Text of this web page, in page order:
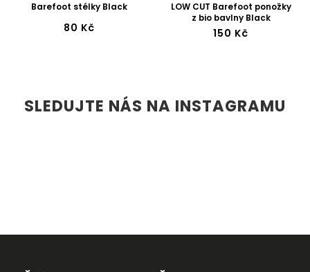
Barefoot stélky Black
80 Kč
LOW CUT Barefoot ponožky
z bio bavlny Black
150 Kč
SLEDUJTE NÁS NA INSTAGRAMU